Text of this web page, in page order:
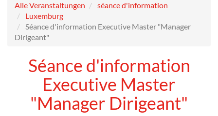
Alle Veranstaltungen
séance d'information
Luxemburg
Séance d'information Executive Master "Manager
Dirigeant"
Séance d'information
Executive Master
"Manager Dirigeant"